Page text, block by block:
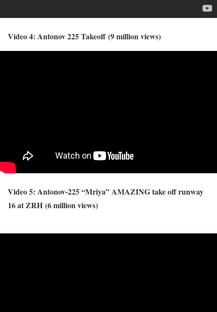
Video 4: Antonov 225 Takeoff (9 million views)
Video 5: Antonov-225 “Mriya” AMAZING take off runway
16 at ZRH (6 million views)